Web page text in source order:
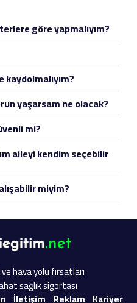
göre yapmalıyım?
yaşarsam ne olacak?
mi?
aileyi kendim seçebilir
miyim?
hava yolu fırsatları
sağlık sigortası
İletişim Reklam Kariyer